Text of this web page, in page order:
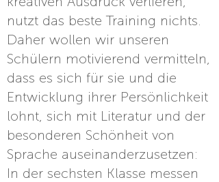
nutzt das beste Training nichts.
Daher wollen wir unseren
Schülern motivierend vermitteln,
dass es sich für sie und die
Entwicklung ihrer Persönlichkeit
lohnt, sich mit Literatur und der
besonderen Schönheit von
Sprache auseinanderzusetzen:
In der sechsten Klasse messen